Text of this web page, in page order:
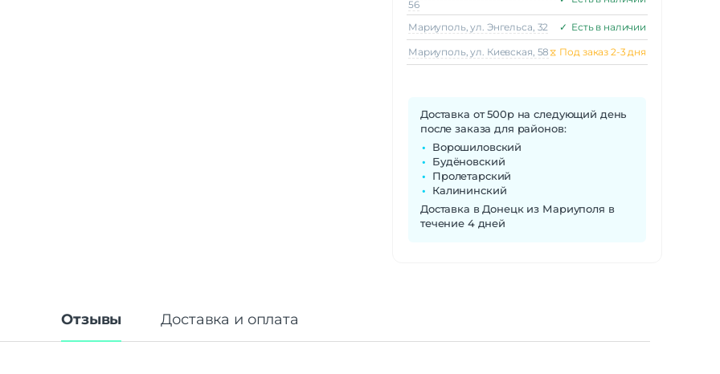
56
Мариуполь, ул. Энгельса, 32 ✓ Есть в наличии
Мариуполь, ул. Киевская, 58 ⧖ Под заказ 2-3 дня
Доставка от 500р на следующий день
после заказа для районов:
Ворошиловский
Будёновский
Пролетарский
Калининский
Доставка в Донецк из Мариуполя в
течение 4 дней
Отзывы Доставка и оплата